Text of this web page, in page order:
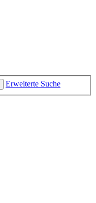
Erweiterte Suche